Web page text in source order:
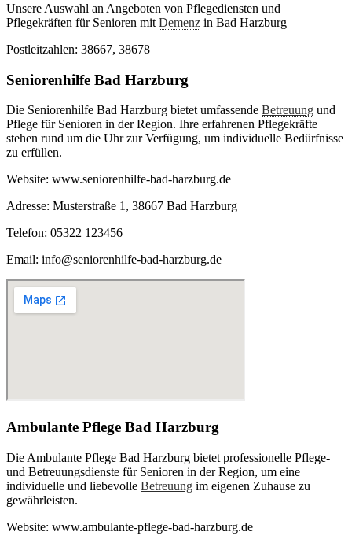
Unsere Auswahl an Angeboten von Pflegediensten und
Pflegekräften für Senioren mit Demenz in Bad Harzburg
Postleitzahlen: 38667, 38678
Seniorenhilfe Bad Harzburg
Die Seniorenhilfe Bad Harzburg bietet umfassende Betreuung und
Pflege für Senioren in der Region. Ihre erfahrenen Pflegekräfte
stehen rund um die Uhr zur Verfügung, um individuelle Bedürfnisse
zu erfüllen.
Website: www.seniorenhilfe-bad-harzburg.de
Adresse: Musterstraße 1, 38667 Bad Harzburg
Telefon: 05322 123456
Email: info@seniorenhilfe-bad-harzburg.de
Ambulante Pflege Bad Harzburg
Die Ambulante Pflege Bad Harzburg bietet professionelle Pflege-
und Betreuungsdienste für Senioren in der Region, um eine
individuelle und liebevolle Betreuung im eigenen Zuhause zu
gewährleisten.
Website: www.ambulante-pflege-bad-harzburg.de